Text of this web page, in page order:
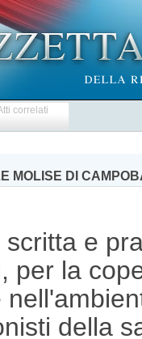
correlati
MOLISE DI
e
per la
della